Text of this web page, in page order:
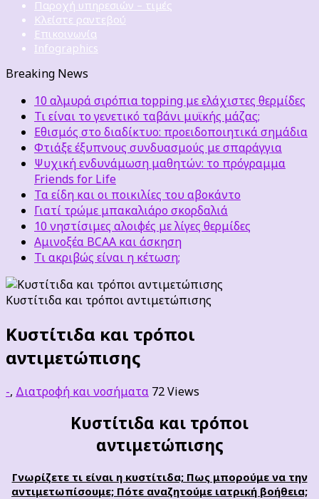
Παροχή υπηρεσιών – τιμές
Κλείστε ραντεβού
Επικοινωνία
Infographics
Breaking News
10 αλμυρά σιρόπια topping με ελάχιστες θερμίδες
Τι είναι το γενετικό ταβάνι μυϊκής μάζας;
Εθισμός στο διαδίκτυο: προειδοποιητικά σημάδια
Φτιάξε έξυπνους συνδυασμούς με σπαράγγια
Ψυχική ενδυνάμωση μαθητών: το πρόγραμμα
Friends for Life
Τα είδη και οι ποικιλίες του αβοκάντο
Γιατί τρώμε μπακαλιάρο σκορδαλιά
10 νηστίσιμες αλοιφές με λίγες θερμίδες
Αμινοξέα BCAA και άσκηση
Τι ακριβώς είναι η κέτωση;
Κυστίτιδα και τρόποι αντιμετώπισης
Kυστίτιδα και τρόποι
αντιμετώπισης
-, Διατροφή και νοσήματα 72 Views
Κυστίτιδα και τρόποι
αντιμετώπισης
Γνωρίζετε τι είναι η κυστίτιδα; Πως μπορούμε να την
αντιμετωπίσουμε; Πότε αναζητούμε ιατρική βοήθεια;